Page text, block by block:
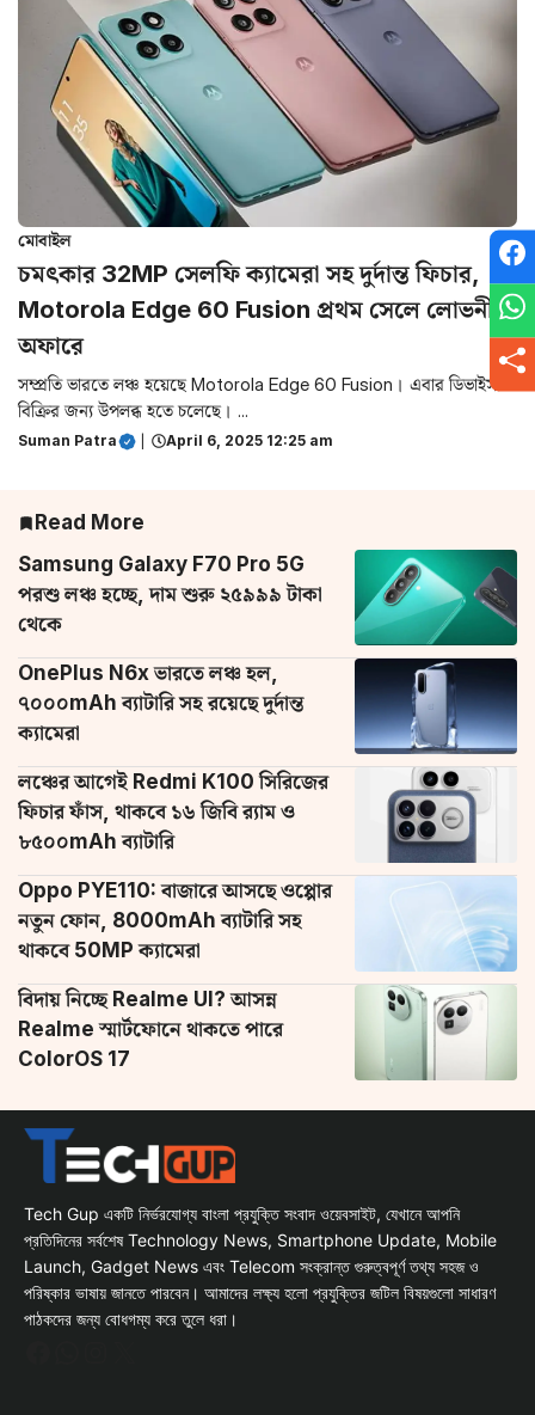
মোবাইল
চমৎকার 32MP সেলফি ক্যামেরা সহ দুর্দান্ত ফিচার,
Motorola Edge 60 Fusion প্রথম সেলে লোভনীয়
অফারে
সম্প্রতি ভারতে লঞ্চ হয়েছে Motorola Edge 60 Fusion। এবার ডিভাইসটি
বিক্রির জন্য উপলব্ধ হতে চলেছে। ...
Suman Patra April 6, 2025 12:25 am
Read More
Samsung Galaxy F70 Pro 5G
পরশু লঞ্চ হচ্ছে, দাম শুরু ২৫৯৯৯ টাকা
থেকে
OnePlus N6x ভারতে লঞ্চ হল,
৭০০০mAh ব্যাটারি সহ রয়েছে দুর্দান্ত
ক্যামেরা
লঞ্চের আগেই Redmi K100 সিরিজের
ফিচার ফাঁস, থাকবে ১৬ জিবি র‌্যাম ও
৮৫০০mAh ব্যাটারি
Oppo PYE110: বাজারে আসছে ওপ্পোর
নতুন ফোন, 8000mAh ব্যাটারি সহ
থাকবে 50MP ক্যামেরা
বিদায় নিচ্ছে Realme UI? আসন্ন
Realme স্মার্টফোনে থাকতে পারে
ColorOS 17
Tech Gup একটি নির্ভরযোগ্য বাংলা প্রযুক্তি সংবাদ ওয়েবসাইট, যেখানে আপনি
প্রতিদিনের সর্বশেষ Technology News, Smartphone Update, Mobile
Launch, Gadget News এবং Telecom সংক্রান্ত গুরুত্বপূর্ণ তথ্য সহজ ও
পরিষ্কার ভাষায় জানতে পারবেন। আমাদের লক্ষ্য হলো প্রযুক্তির জটিল বিষয়গুলো সাধারণ
পাঠকদের জন্য বোধগম্য করে তুলে ধরা।